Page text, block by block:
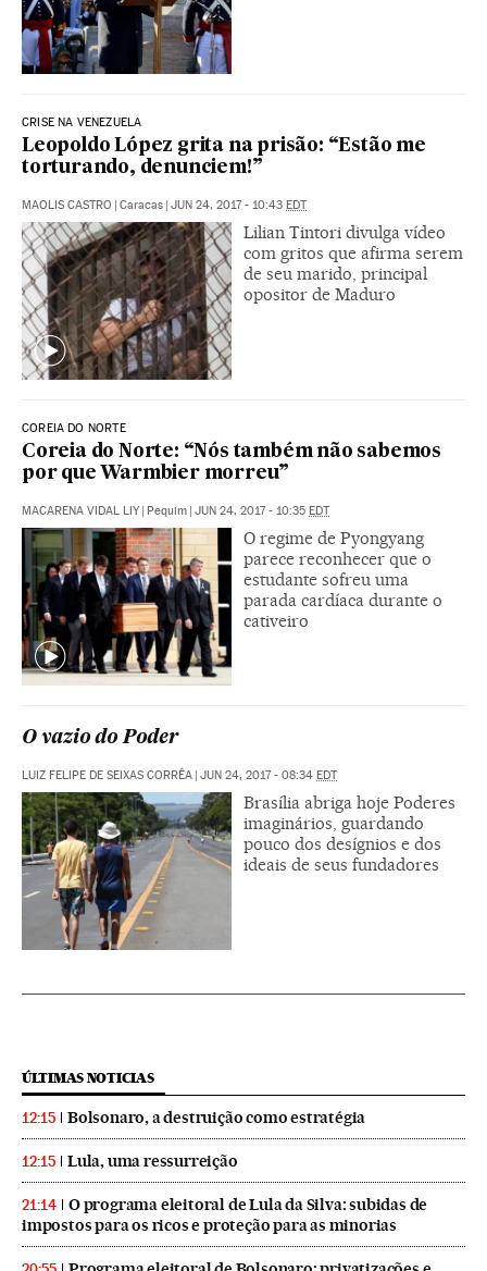
CRISE NA VENEZUELA
Leopoldo López grita na prisão: “Estão me
torturando, denunciem!”
MAOLIS CASTRO | Caracas | JUN 24, 2017 - 10:43 EDT
Lilian Tintori divulga vídeo
com gritos que afirma serem
de seu marido, principal
opositor de Maduro
COREIA DO NORTE
Coreia do Norte: “Nós também não sabemos
por que Warmbier morreu”
MACARENA VIDAL LIY | Pequim | JUN 24, 2017 - 10:35 EDT
O regime de Pyongyang
parece reconhecer que o
estudante sofreu uma
parada cardíaca durante o
cativeiro
O vazio do Poder
LUIZ FELIPE DE SEIXAS CORRÊA | JUN 24, 2017 - 08:34 EDT
Brasília abriga hoje Poderes
imaginários, guardando
pouco dos desígnios e dos
ideais de seus fundadores
ÚLTIMAS NOTICIAS
12:15 Bolsonaro, a destruição como estratégia
12:15 Lula, uma ressurreição
21:14
O programa eleitoral de Lula da Silva: subidas de
impostos para os ricos e proteção para as minorias